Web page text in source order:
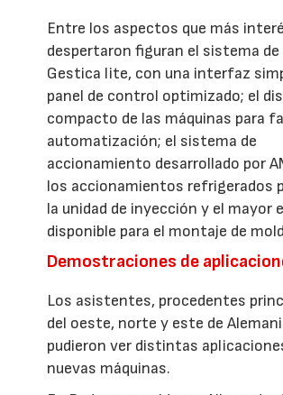
Entre los aspectos que más
despertaron figuran el sistema
Gestica lite, con una interfaz
panel de control optimizado; el
compacto de las máquinas para
automatización; el sistema de
accionamiento desarrollado por
los accionamientos refrigerados
la unidad de inyección y el mayor
disponible para el montaje de
Demostraciones de
Los asistentes, procedentes
del oeste, norte y este de
pudieron ver distintas
nuevas máquinas.